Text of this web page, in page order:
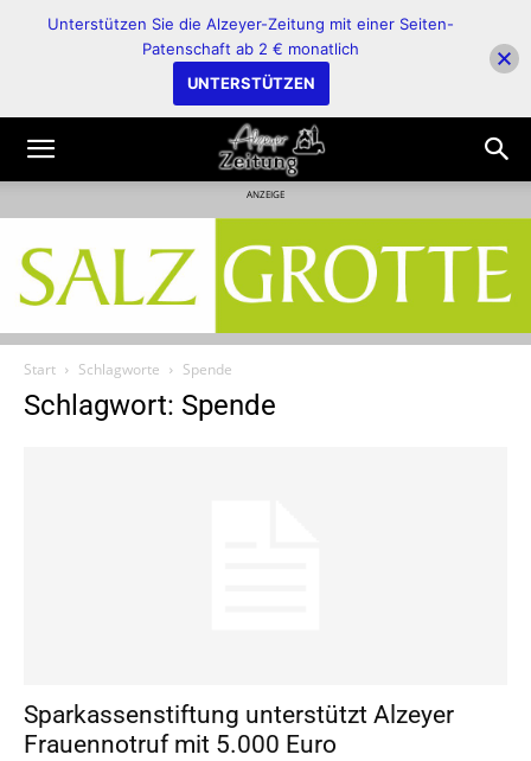
ANZEIGE
Start Schlagworte Spende
Schlagwort: Spende
Sparkassenstiftung unterstützt Alzeyer
Frauennotruf mit 5.000 Euro
Unterstützen Sie die Alzeyer-Zeitung mit einer Seiten-
Patenschaft ab 2 € monatlich
UNTERSTÜTZEN